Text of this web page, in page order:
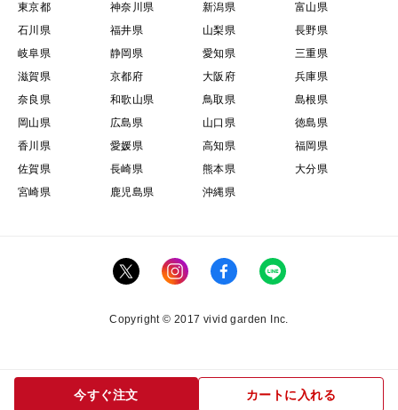
今すぐ注文 カートに入れる
東京都
神奈川県 新潟県
富山県
石川県
福井県 山梨県
長野県
岐阜県
静岡県 愛知県
三重県
滋賀県
京都府 大阪府
兵庫県
奈良県
和歌山県 鳥取県
島根県
岡山県
広島県 山口県
徳島県
香川県
愛媛県 高知県
福岡県
佐賀県
長崎県 熊本県
大分県
宮崎県
鹿児島県 沖縄県
Copyright © 2017 vivid garden Inc.